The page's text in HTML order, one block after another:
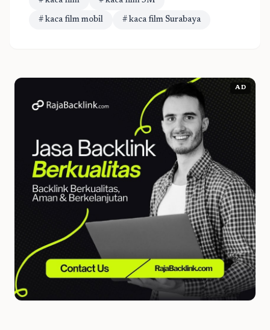
# kaca film mobil # kaca film Surabaya
AD